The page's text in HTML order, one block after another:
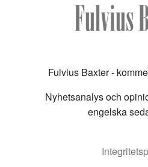
Fulvius Baxter -
Nyhetsanalys och
engelska